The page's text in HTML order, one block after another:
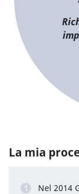
La mia
Nel 2014